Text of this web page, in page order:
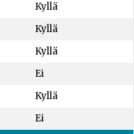
Kyllä
Kyllä
Kyllä
Ei
Kyllä
Ei